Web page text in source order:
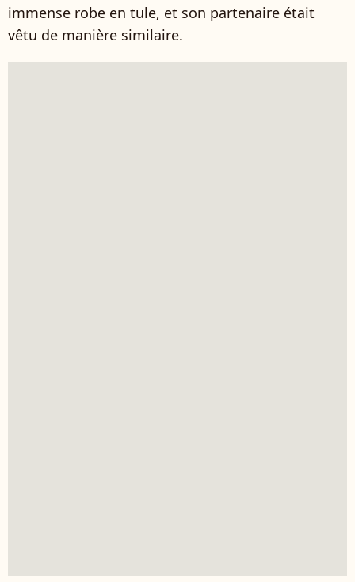
immense robe en tule, et son partenaire était
vêtu de manière similaire.